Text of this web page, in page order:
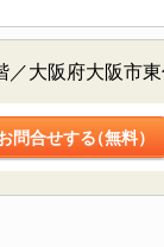
／大阪府大阪市
問合せする（無料）